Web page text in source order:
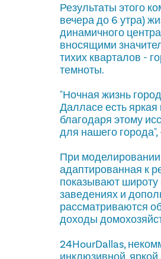
Результаты этого
вечера до 6 утра)
динамичного
вносящими
тихих кварталов -
темноты.
"Ночная жизнь
Далласе есть
благодаря этому
для нашего
При
адаптированная к
показывают
заведениях и
рассматриваются
доходы
24HourDallas,